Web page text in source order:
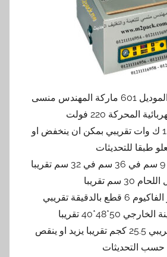
منسى
المحركة 220 فولت
الطاقة الكهربية 1.5 ك وات تقريبي بمكن ان ينخفض او
طبقا للتحديثات
30 سم تقريبا
تقريبي
50*48*40 تقريبا
وزن الماكينه التقريبي 25.5 كجم تقريبا يزيد او ينقص
حسب التحديثات